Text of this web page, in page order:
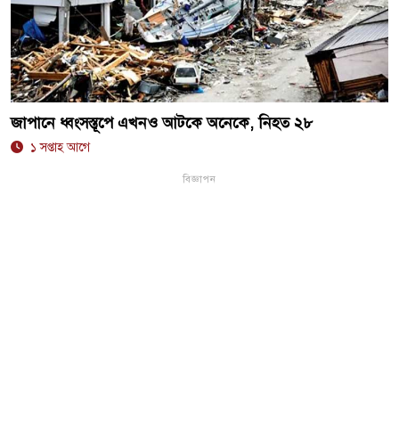
জাপানে ধ্বংসস্তূপে এখনও আটকে অনেকে, নিহত ২৮
১ সপ্তাহ আগে
বিজ্ঞাপন